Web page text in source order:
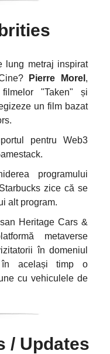
lung metraj inspirat
Pierre Morel ,
"Taken" și
un film bazat
pentru Web3
programului
zice că se
alt program.
Heritage Cars &
metaverse
în domeniul
în același timp o
cu vehiculele de
/ Updates